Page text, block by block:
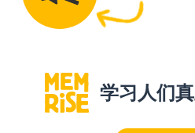
学习人们